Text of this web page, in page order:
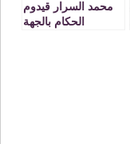
محمد السرار قيدوم
الحكام بالجهة